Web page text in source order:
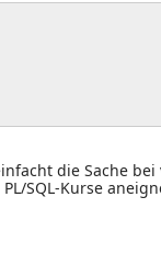
die Sache bei
SQL-Kurse